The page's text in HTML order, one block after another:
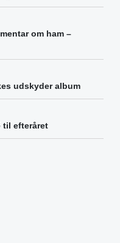
om ham –
udskyder album
til efteråret